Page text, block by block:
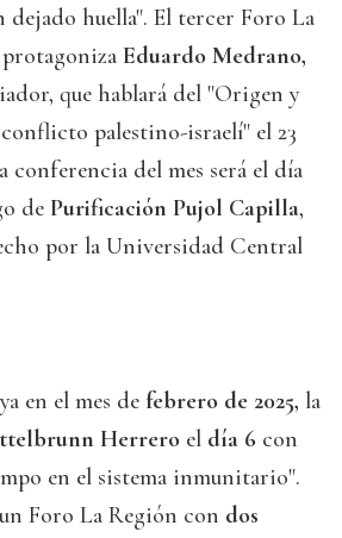
dejado huella". El tercer Foro La
Eduardo Medrano,
que hablará del "Origen y
palestino-israelí" el 23
conferencia del mes será el día
de Purificación Pujol Capilla,
por la Universidad Central
en el mes de febrero de 2025, la
Herrero el día 6 con
en el sistema inmunitario".
Foro La Región con dos